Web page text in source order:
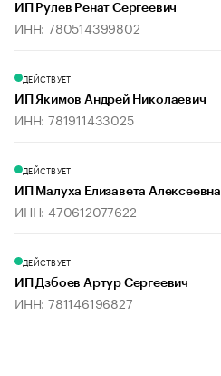
ИП Рулев Ренат Сергеевич
ИНН: 780514399802
ДЕЙСТВУЕТ
ИП Якимов Андрей Николаевич
ИНН: 781911433025
ДЕЙСТВУЕТ
ИП Малуха Елизавета Алексеевна
ИНН: 470612077622
ДЕЙСТВУЕТ
ИП Дзбоев Артур Сергеевич
ИНН: 781146196827